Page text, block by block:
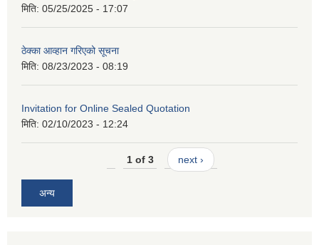
मिति: 05/25/2025 - 17:07
ठेक्का आव्हान गरिएको सूचना
मिति: 08/23/2023 - 08:19
Invitation for Online Sealed Quotation
मिति: 02/10/2023 - 12:24
1 of 3 next ›
अन्य